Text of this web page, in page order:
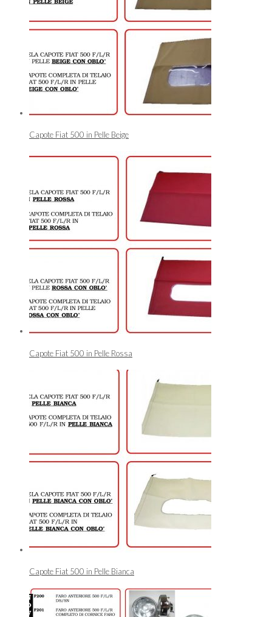
Capote Fiat 500 in Pelle Beige
Capote Fiat 500 in Pelle Rossa
Capote Fiat 500 in Pelle Bianca